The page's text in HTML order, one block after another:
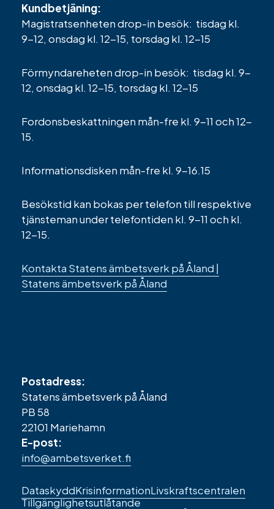
Kundbetjäning:
Magistratsenheten drop-in besök: tisdag kl.
9-12, onsdag kl. 12-15, torsdag kl. 12-15
Förmyndareheten drop-in besök: tisdag kl. 9-
12, onsdag kl. 12-15, torsdag kl. 12-15
Fordonsbeskattningen mån-fre kl. 9-11 och 12-
15.
Informationsdisken mån-fre kl. 9-16.15
Besökstid kan bokas per telefon till respektive
tjänsteman under telefontiden kl. 9-11 och kl.
12-15.
Kontakta Statens ämbetsverk på Åland |
Statens ämbetsverk på Åland
Postadress:
Statens ämbetsverk på Åland
PB 58
22101 Mariehamn
E-post:
info@ambetsverket.fi
Sidfotens
DataskyddKrisinformationLivskraftscentralen
Tillgänglighetsutlåtande